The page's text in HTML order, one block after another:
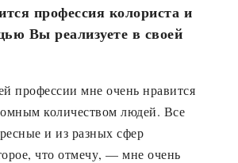
профессия колориста и
Вы реализуете в своей
профессии мне очень нравится
количеством людей. Все
и из разных сфер
что отмечу, — мне очень